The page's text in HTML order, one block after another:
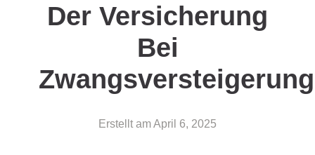
Der Versicherung
Bei
Zwangsversteigerung
Erstellt amApril 6, 2025